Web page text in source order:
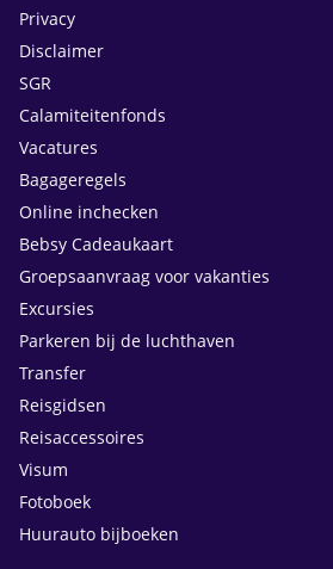
Privacy
Disclaimer
SGR
Calamiteitenfonds
Vacatures
Bagageregels
Online inchecken
Bebsy Cadeaukaart
Groepsaanvraag voor vakanties
Excursies
Parkeren bij de luchthaven
Transfer
Reisgidsen
Reisaccessoires
Visum
Fotoboek
Huurauto bijboeken